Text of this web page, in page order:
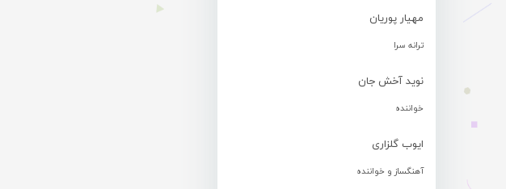
مهیار پوریان
ترانه سرا
نوید آخش جان
خواننده
ایوب گلزاری
آهنگساز و خواننده